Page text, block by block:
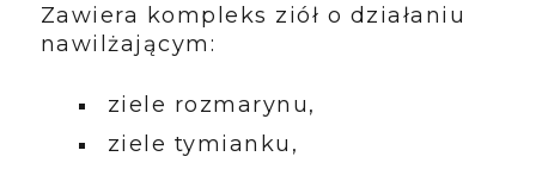
Zawiera kompleks ziół o działaniu
nawilżającym:
ziele rozmarynu,
ziele tymianku,